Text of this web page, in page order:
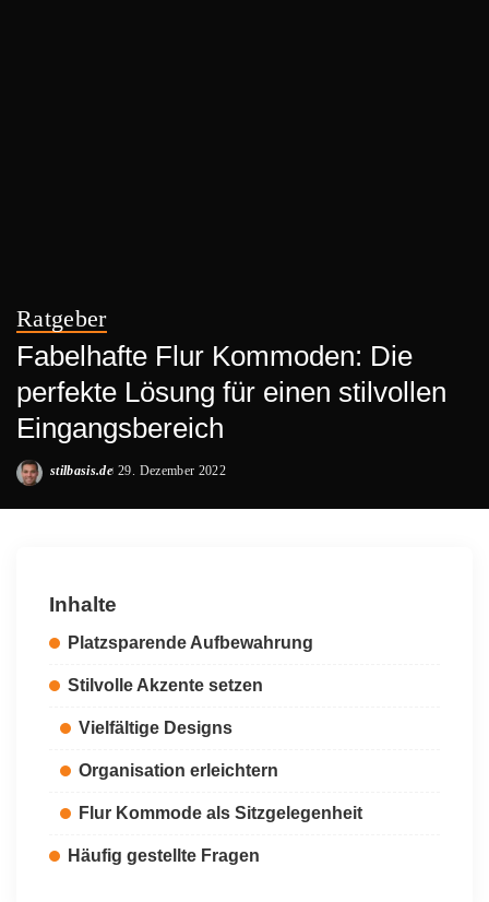
Ratgeber
Fabelhafte Flur Kommoden: Die
perfekte Lösung für einen stilvollen
Eingangsbereich
Posted
stilbasis.de 29. Dezember 2022
Inhalte
Platzsparende Aufbewahrung
Stilvolle Akzente setzen
Vielfältige Designs
Organisation erleichtern
Flur Kommode als Sitzgelegenheit
Häufig gestellte Fragen